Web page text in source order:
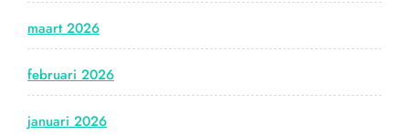
maart 2026
februari 2026
januari 2026